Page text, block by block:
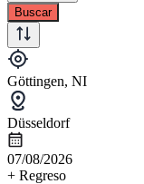
Buscar
Göttingen, NI
Düsseldorf
07/08/2026
+ Regreso